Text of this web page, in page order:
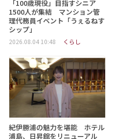
「100歳現役」目指すシニア
1500人が集結 マンション管
理代務員イベント「うぇるねす
シップ」
2026.08.04 10:48 くらし
紀伊勝浦の魅力を堪能 ホテル
浦島、日昇館をリニューアル